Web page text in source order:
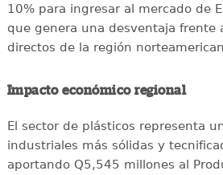
10% para ingresar al mercado de
que genera una desventaja frente
directos de la región
Impacto económico regional
El sector de plásticos representa
industriales más sólidas y
aportando Q5,545 millones al